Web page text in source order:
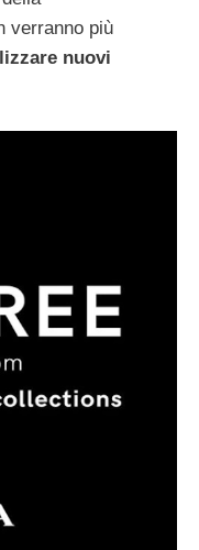
verranno più
nuovi